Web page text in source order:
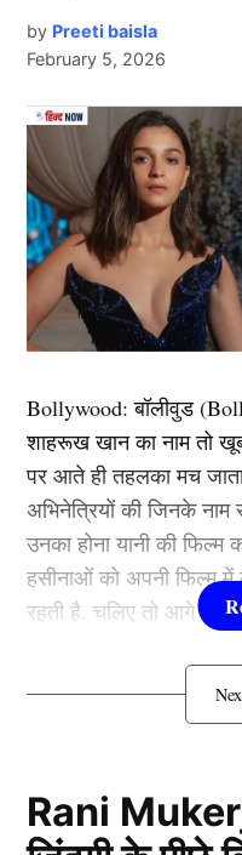
ऐसे में अब खबर आ रही है
Trophy 2025) के लिए
ये खिलाड़ी और कोई नहीं
प्रदर्शन ऑस्ट्रेलिया दौरे
उनकी टीम से विदाई पक्की
बाहर चल रहा है। टीम में
कयास लगाए जा रहे है कि
खिलाड़ी को गंभीर टीम में
मोहम्मद शमी को
by Preeti baisla
February 5, 2026
Bollywood:बॉलीवुड (
शाहरूख खान का नाम तो
पर आते ही तहलका मच
अभिनेत्रियों की जिनके
उनका होना यानी की फिल्म
हसीनाओं को अपनी फिल्म
रहती है. चलिए तो आगे
कौन हैं
Padukone)
Rani